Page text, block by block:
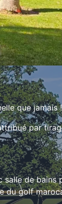
que jamais !
par
salle de bains
du golf